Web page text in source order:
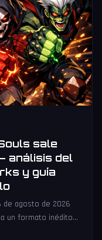
sale
análisis del
y guía
de agosto de 2026
un formato inédito